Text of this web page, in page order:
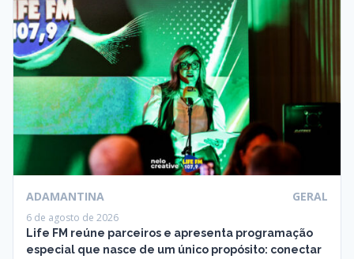
ADAMANTINA GERAL
6 de agosto de 2026
Life FM reúne parceiros e apresenta programação
especial que nasce de um único propósito: conectar